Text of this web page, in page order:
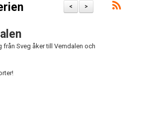
>
<
Sveg åker till Vemdalen och